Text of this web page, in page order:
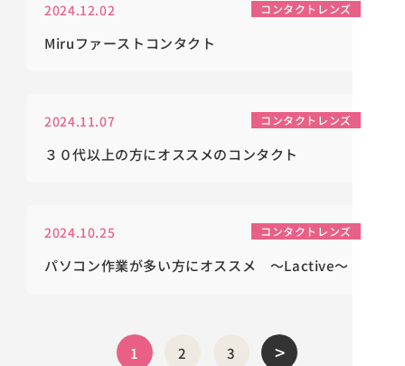
2024.12.02 コンタクトレンズ
Miruファーストコンタクト
2024.11.07 コンタクトレンズ
３０代以上の方にオススメのコンタクト
2024.10.25 コンタクトレンズ
パソコン作業が多い方にオススメ ～Lactive～
1 2 3 >